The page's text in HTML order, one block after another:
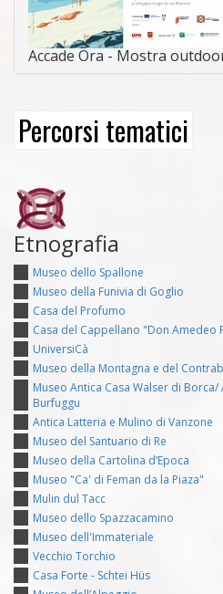
Accade Ora - Mostra
Percorsi tematici
Etnografia
Museo dello Spallone
Museo della Funivia di Goglio
Casa del Profumo
Casa del Cappellano "Don Amedeo
UniversiCà
Museo della Montagna e del
Museo Antica Casa Walser di
Burfuggu
Antica Latteria e Mulino di Vanzone
Museo del Santuario di Re
Museo della Cartolina d’Epoca
Museo "Ca' di Feman da la Piaza"
Mulin dul Tacc
Museo dello Spazzacamino
Museo dell'Immateriale
Vecchio Torchio
Casa Forte - Schtei Hüs